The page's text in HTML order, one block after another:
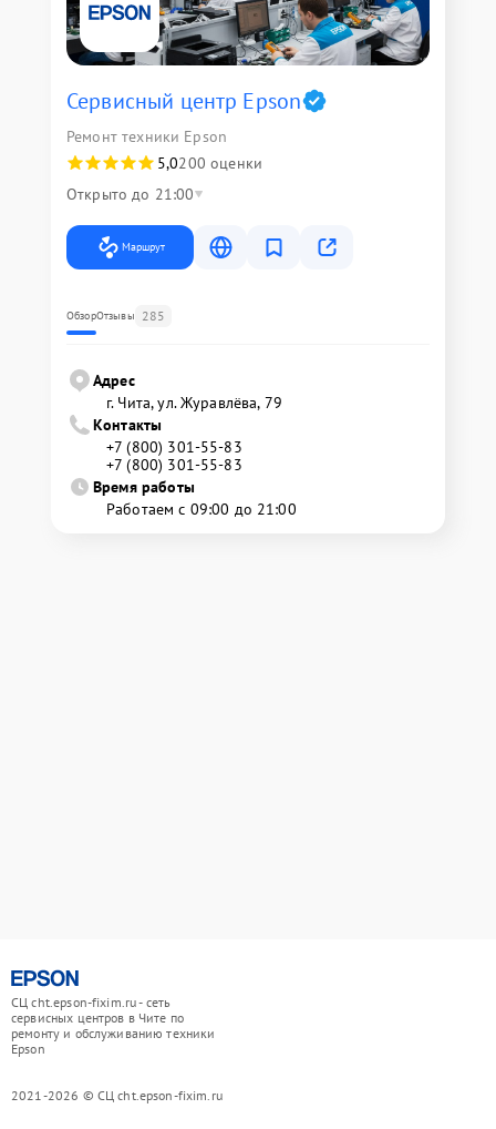
Сервисный центр Epson
Ремонт техники Epson
5,0200 оценки
Открыто до 21:00
Маршрут
ОбзорОтзывы 285
Адрес
г. Чита, ул. Журавлёва, 79
Контакты
+7 (800) 301-55-83
+7 (800) 301-55-83
Время работы
Работаем с 09:00 до 21:00
СЦ cht.epson-fixim.ru - сеть
сервисных центров в Чите по
ремонту и обслуживанию техники
Epson
2021-2026 © СЦ cht.epson-fixim.ru